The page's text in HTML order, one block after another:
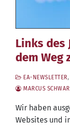
Links des
dem Weg
EA-NEWSLETTER,
MARCUS
Wir haben
Web­sites und